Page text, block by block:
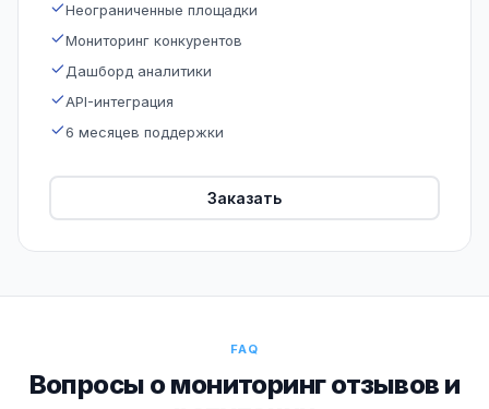
Неограниченные площадки
Мониторинг конкурентов
Дашборд аналитики
API-интеграция
6 месяцев поддержки
Заказать
FAQ
Вопросы о мониторинг отзывов и